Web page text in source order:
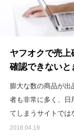
ヤフオクで売
確認できないと
膨大な数の商品が出
者も非常に多く、日
てしまうサイトでは
2018.04.19